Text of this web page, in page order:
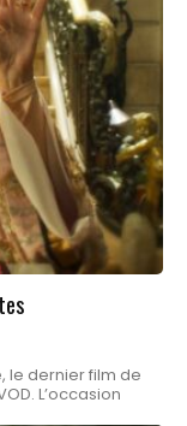
le dernier film de
L’occasion